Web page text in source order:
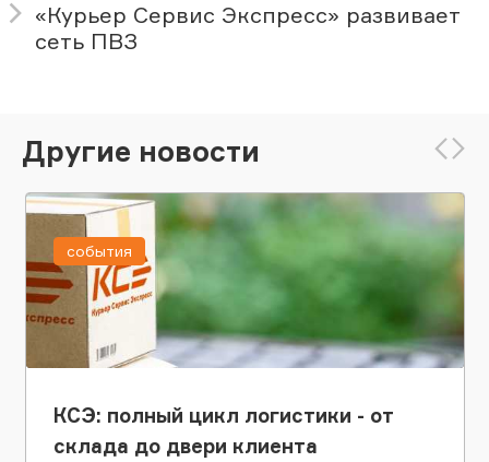
«Курьер Сервис Экспресс» развивает
сеть ПВЗ
Другие новости
КСЭ: полный цикл логистики - от
склада до двери клиента
события